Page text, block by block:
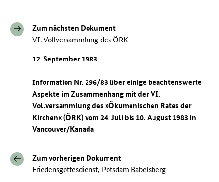
Zum nächsten Dokument
VI. Vollversammlung des ÖRK
12. September 1983
Information Nr. 296/83 über einige beachtenswerte
Aspekte im Zusammenhang mit der VI.
Vollversammlung des »Ökumenischen Rates der
Kirchen« (ÖRK) vom 24. Juli bis 10. August 1983 in
Vancouver/Kanada
Zum vorherigen Dokument
Friedensgottesdienst, Potsdam Babelsberg